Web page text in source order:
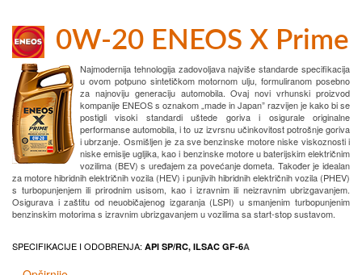
0W-20 ENEOS X Prime
Najmodernija tehnologija zadovoljava najviše standarde specifikacija
u ovom potpuno sintetičkom motornom ulju, formuliranom posebno
za najnoviju generaciju automobila. Ovaj novi vrhunski proizvod
kompanije ENEOS s oznakom „made in Japan” razvijen je kako bi se
postigli visoki standardi uštede goriva i osigurale originalne
performanse automobila, i to uz izvrsnu učinkovitost potrošnje goriva
i ubrzanje. Osmišljen je za sve benzinske motore niske viskoznosti i
niske emisije ugljika, kao i benzinske motore u baterijskim električnim
vozilima (BEV) s uređajem za povećanje dometa. Također je idealan
za motore hibridnih električnih vozila (HEV) i punjivih hibridnih električnih vozila (PHEV)
s turbopunjenjem ili prirodnim usisom, kao i izravnim ili neizravnim ubrizgavanjem.
Osigurava i zaštitu od neuobičajenog izgaranja (LSPI) u smanjenim turbopunjenim
benzinskim motorima s izravnim ubrizgavanjem u vozilima sa start-stop sustavom.
SPECIFIKACIJE I ODOBRENJA: API SP/RC, ILSAC GF-6A